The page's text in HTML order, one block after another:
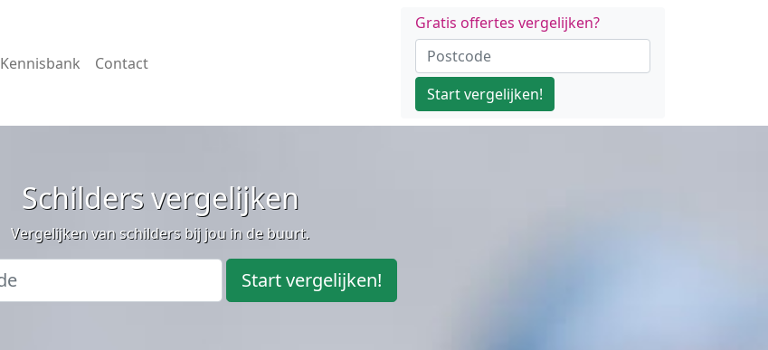
Kennisbank Contact
Gratis offertes vergelijken?
Start vergelijken!
Schilders vergelijken
Vergelijken van schilders bij jou in de buurt.
Start vergelijken!